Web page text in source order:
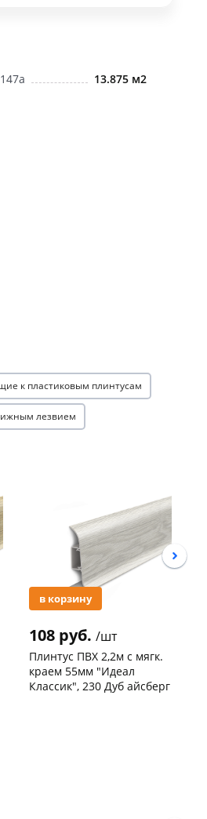
13.875 м2
к пластиковым плинтусам
лезвием
в корзину
108 руб. /шт
Плинтус ПВХ 2,2м с мягк.
краем 55мм "Идеал
Классик", 230 Дуб айсберг